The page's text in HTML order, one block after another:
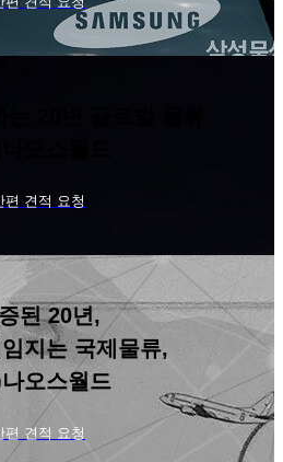
편 견적 요청
된 20년,
지는 국제물류,
오스월드
편 견적 요청